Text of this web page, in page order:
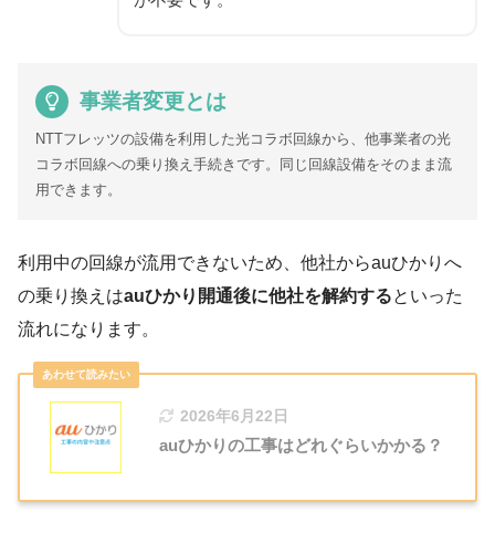
事業者変更とは
NTTフレッツの設備を利用した光コラボ回線から、他事業者の光
コラボ回線への乗り換え手続きです。同じ回線設備をそのまま流
用できます。
利用中の回線が流用できないため、他社からauひかりへ
の乗り換えはauひかり開通後に他社を解約するといった
流れになります。
2026年6月22日
auひかりの工事はどれぐらいかかる？